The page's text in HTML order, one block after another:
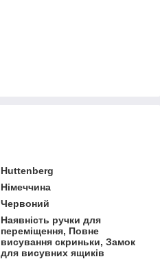
Huttenberg
Німеччина
Червоний
Наявність ручки для
переміщення, Повне
висування скриньки, Замок
для висувних ящиків